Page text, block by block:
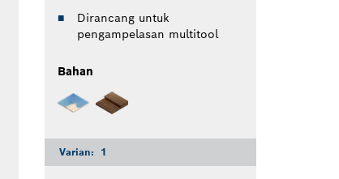
Dirancang untuk
pengampelasan multitool
Bahan
Varian: 1